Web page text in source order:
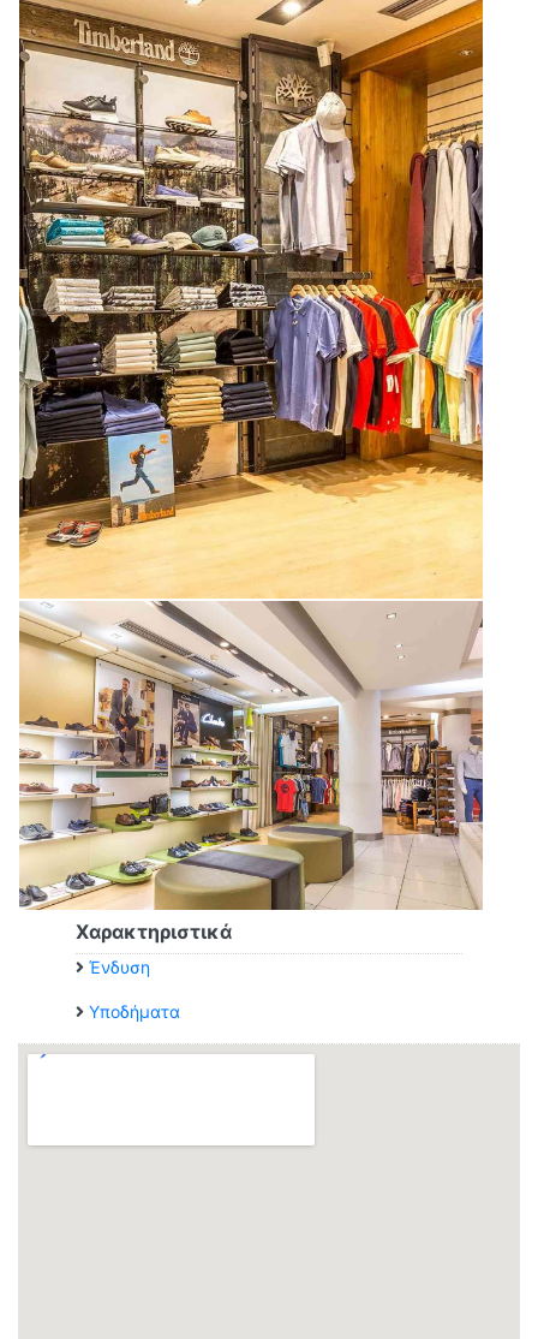
Χαρακτηριστικά
Ένδυση
Υποδήματα